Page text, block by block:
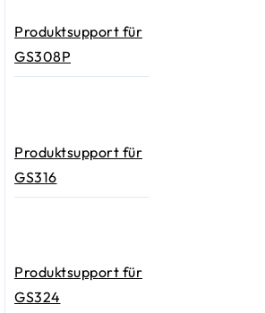
Produktsupport für
GS308P
Produktsupport für
GS316
Produktsupport für
GS324